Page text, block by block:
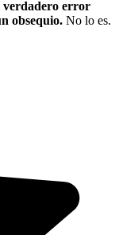
verdadero error
obsequio. No lo es.